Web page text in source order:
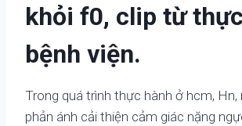
khỏi f0, clip từ
bệnh viện.
Trong quá trình thực hành ở hcm,
phản ánh cải thiện cảm giác nặng